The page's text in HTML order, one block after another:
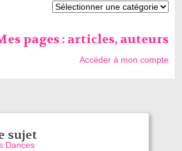
pages : articles, auteurs
Accéder à mon compte
sujet
Dances